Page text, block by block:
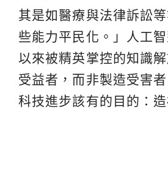
其是如醫療與法律訴訟
些能力平民化。」人工
以來被精英掌控的知識
受益者，而非製造受害
科技進步該有的目的：造